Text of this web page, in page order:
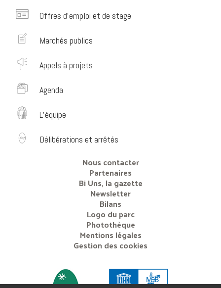
Offres d’emploi et de stage
Marchés publics
Appels à projets
Agenda
L’équipe
Délibérations et arrêtés
Nous contacter
Partenaires
Bi Uns, la gazette
Newsletter
Bilans
Logo du parc
Photothèque
Mentions légales
Gestion des cookies